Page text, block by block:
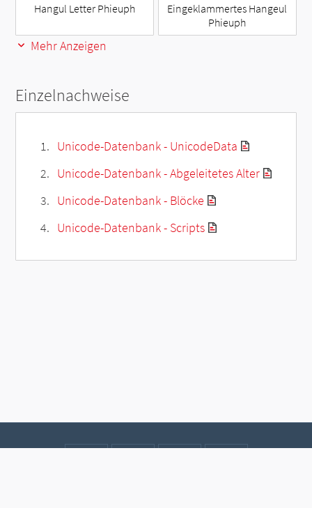
Hangul Letter Phieuph
Eingeklammertes Hangeul
Phieuph
Mehr Anzeigen
Einzelnachweise
Unicode-Datenbank - UnicodeData
Unicode-Datenbank - Abgeleitetes Alter
Unicode-Datenbank - Blöcke
Unicode-Datenbank - Scripts